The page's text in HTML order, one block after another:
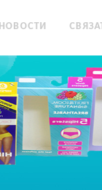
НОВОСТИ